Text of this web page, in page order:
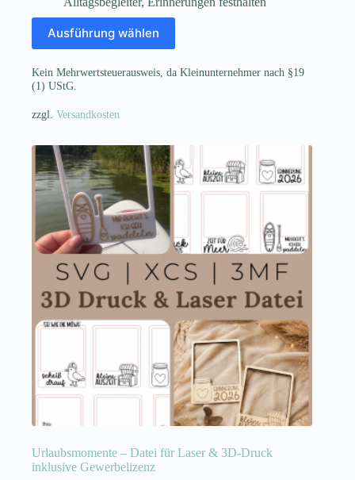
Ausführung wählen
Dieses
Produkt
weist
mehrere
Varianten
auf.
Die
Optionen
auf
der
Produktseite
gewählt
werden
Kein Mehrwertsteuerausweis, da Kleinunternehmer nach §19
(1) UStG.
zzgl. Versandkosten
Urlaubsmomente – Datei für Laser & 3D-Druck
inklusive Gewerbelizenz